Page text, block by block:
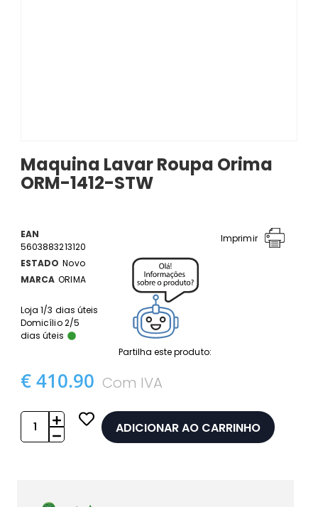
Maquina Lavar Roupa Orima
ORM-1412-STW
EAN
5603883213120
ESTADO Novo
MARCA ORIMA
Loja 1/3 dias úteis
Domicílio 2/5
dias úteis
Imprimir
Partilha este produto:
€ 410.90 Com IVA
ADICIONAR AO CARRINHO